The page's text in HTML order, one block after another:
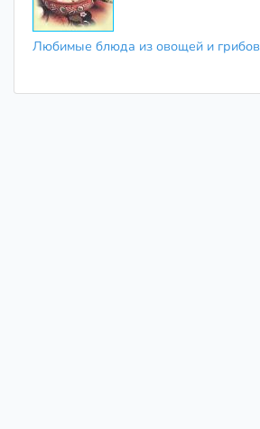
Любимые блюда из овощей и грибов